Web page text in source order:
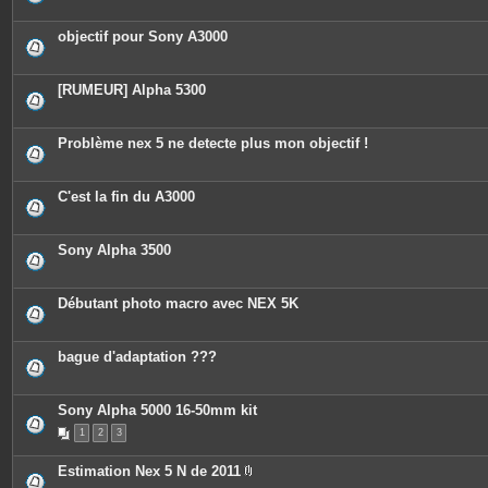
objectif pour Sony A3000
[RUMEUR] Alpha 5300
Problème nex 5 ne detecte plus mon objectif !
C'est la fin du A3000
Sony Alpha 3500
Débutant photo macro avec NEX 5K
bague d'adaptation ???
Sony Alpha 5000 16-50mm kit
1 2 3
Estimation Nex 5 N de 2011